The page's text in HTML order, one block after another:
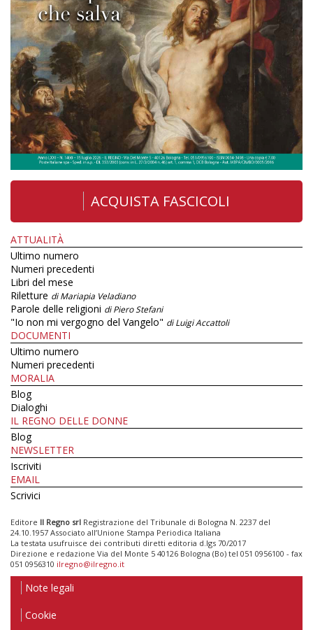
ACQUISTA FASCICOLI
ATTUALITÀ
Ultimo numero
Numeri precedenti
Libri del mese
Riletture di Mariapia Veladiano
Parole delle religioni di Piero Stefani
"Io non mi vergogno del Vangelo" di Luigi Accattoli
DOCUMENTI
Ultimo numero
Numeri precedenti
MORALIA
Blog
Dialoghi
IL REGNO DELLE DONNE
Blog
NEWSLETTER
Iscriviti
EMAIL
Scrivici
Editore Il Regno srl Registrazione del Tribunale di Bologna N. 2237 del
24.10.1957 Associato all’Unione Stampa Periodica Italiana
La testata usufruisce dei contributi diretti editoria d.lgs 70/2017
Direzione e redazione Via del Monte 5 40126 Bologna (Bo) tel 051 0956100 - fax
051 0956310 ilregno@ilregno.it
Note legali
Cookie